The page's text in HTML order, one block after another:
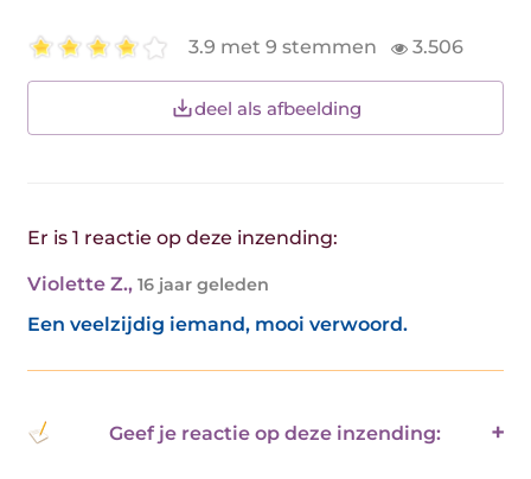
3.9 met 9 stemmen 3.506
deel als afbeelding
Er is 1 reactie op deze inzending:
Violette Z., 16 jaar geleden
Een veelzijdig iemand, mooi verwoord.
Geef je reactie op deze inzending: